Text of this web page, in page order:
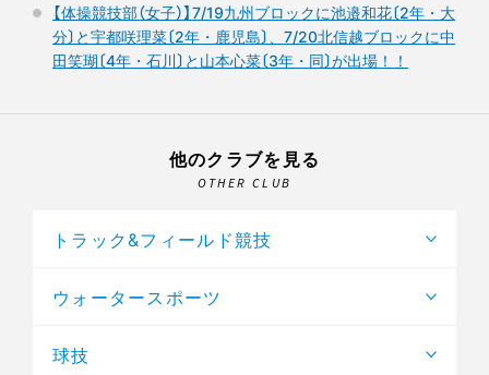
【体操競技部（女子）】7/19九州ブロックに池邉和花〔2年・大
分〕と宇都咲理菜〔2年・鹿児島〕、7/20北信越ブロックに中
田笑瑚〔4年・石川〕と山本心菜〔3年・同〕が出場！！
他のクラブを見る
OTHER CLUB
トラック&フィールド競技
ウォータースポーツ
球技